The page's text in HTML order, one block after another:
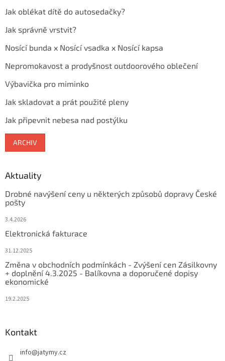
Jak oblékat dítě do autosedačky?
Jak správně vrstvit?
Nosící bunda x Nosící vsadka x Nosící kapsa
Nepromokavost a prodyšnost outdoorového oblečení
Výbavička pro miminko
Jak skladovat a prát použité pleny
Jak připevnit nebesa nad postýlku
ARCHIV
Aktuality
Drobné navýšení ceny u některých způsobů dopravy České
pošty
3.4.2026
Elektronická fakturace
31.12.2025
Změna v obchodních podmínkách - Zvýšení cen Zásilkovny
+ doplnění 4.3.2025 - Balíkovna a doporučené dopisy
ekonomické
19.2.2025
Kontakt
info@jatymy.cz